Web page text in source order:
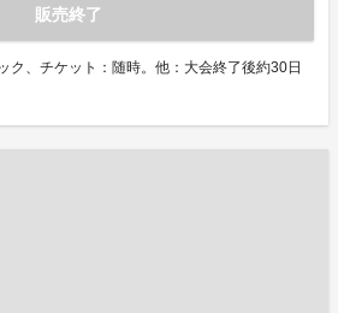
販売終了
ク、チケット：随時。他：大会終了後約30日